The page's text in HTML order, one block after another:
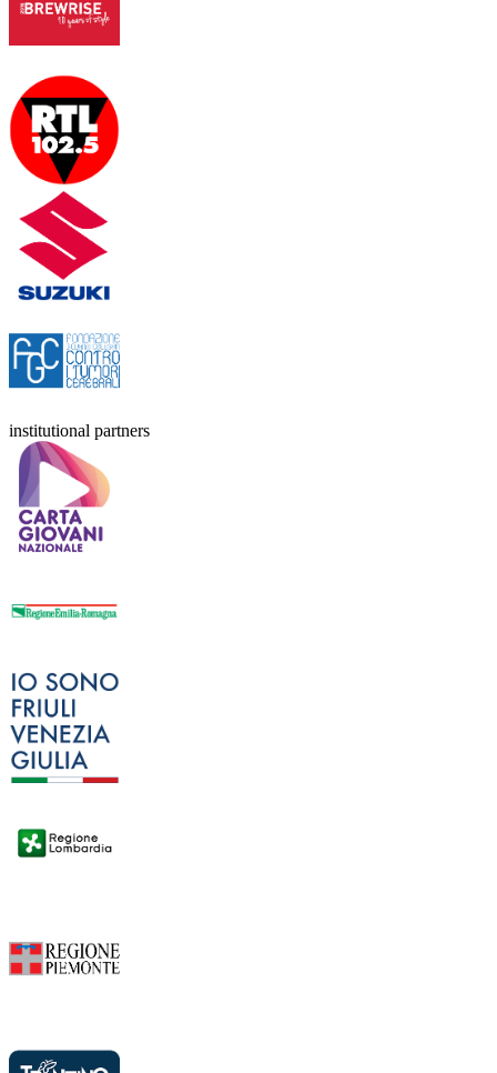
institutional partners